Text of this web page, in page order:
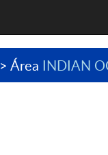
> Área INDIAN